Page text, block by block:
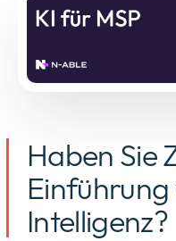
Unternehmen
ID Connect
Haben Sie
Intelligenz?